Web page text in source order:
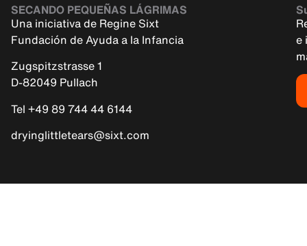
SECANDO PEQUEÑAS LÁGRIMAS
Una iniciativa de Regine Sixt
Fundación de Ayuda a la Infancia
Zugspitzstrasse 1
D-82049 Pullach
Tel +49 89 744 44 6144
dryinglittletears@sixt.com
e